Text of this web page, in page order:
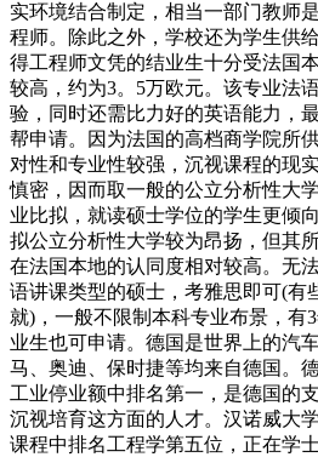
实环境结合制定，相当一部门教师
程师。除此之外，学校还为学生供
得工程师文凭的结业生十分受法国
较高，约为3。5万欧元。该专业法
验，同时还需比力好的英语能力，
帮申请。因为法国的高档商学院所
对性和专业性较强，沉视课程的现
慎密，因而取一般的公立分析性大
业比拟，就读硕士学位的学生更倾
拟公立分析性大学较为昂扬，但其
在法国本地的认同度相对较高。无
语讲课类型的硕士，考雅思即可(有
就)，一般不限制本科专业布景，有
业生也可申请。德国是世界上的汽
马、奥迪、保时捷等均来自德国。
工业停业额中排名第一，是德国的
沉视培育这方面的人才。汉诺威大
课程中排名工程学第五位，正在学